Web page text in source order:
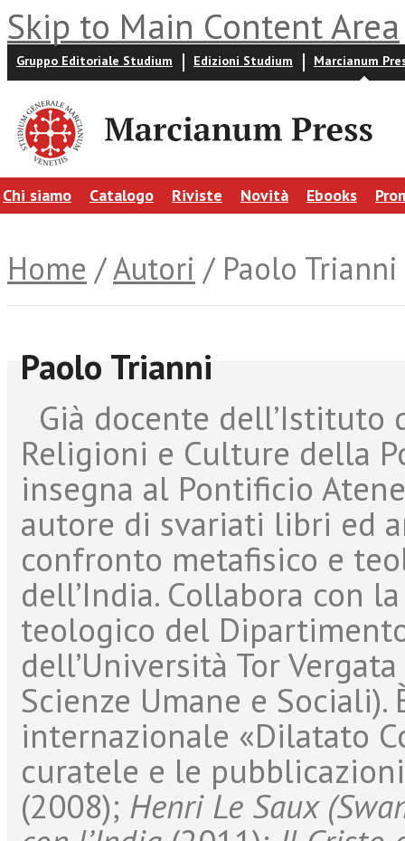
Skip to Main Content Area
Gruppo Editoriale Studium Edizioni Studium Marcianum
Chi siamo Catalogo Riviste Novità Ebooks
Home /Autori / Paolo Trianni
Paolo Trianni
Già docente
Religioni e Culture della
insegna al Pontificio
autore di svariati libri ed
confronto metafisico e
dell’India. Collabora con
teologico del
dell’Università Tor
Scienze Umane e
internazionale «Dilatato
curatele e le
(2008); Henri Le Saux